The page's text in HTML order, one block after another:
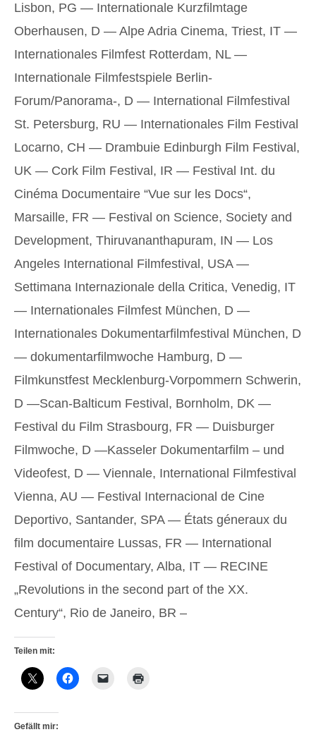
Lisbon, PG — Internationale Kurzfilmtage
Oberhausen, D — Alpe Adria Cinema, Triest, IT —
Internationales Filmfest Rotterdam, NL —
Internationale Filmfestspiele Berlin-
Forum/Panorama-, D — International Filmfestival
St. Petersburg, RU — Internationales Film Festival
Locarno, CH — Drambuie Edinburgh Film Festival,
UK — Cork Film Festival, IR — Festival Int. du
Cinéma Documentaire “Vue sur les Docs“,
Marsaille, FR — Festival on Science, Society and
Development, Thiruvananthapuram, IN — Los
Angeles International Filmfestival, USA —
Settimana Internazionale della Critica, Venedig, IT
— Internationales Filmfest München, D —
Internationales Dokumentarfilmfestival München, D
— dokumentarfilmwoche Hamburg, D —
Filmkunstfest Mecklenburg-Vorpommern Schwerin,
D —Scan-Balticum Festival, Bornholm, DK —
Festival du Film Strasbourg, FR — Duisburger
Filmwoche, D —Kasseler Dokumentarfilm – und
Videofest, D — Viennale, International Filmfestival
Vienna, AU — Festival Internacional de Cine
Deportivo, Santander, SPA — États géneraux du
film documentaire Lussas, FR — International
Festival of Documentary, Alba, IT — RECINE
„Revolutions in the second part of the XX.
Century“, Rio de Janeiro, BR –
Teilen mit:
Gefällt mir: